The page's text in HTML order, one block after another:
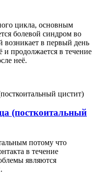
цикла, основным
болевой синдром во
возникает в первый день
и продолжается в течение
неё.
(посткоитальный
потому что
в течение
являются